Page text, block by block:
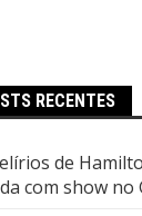
RECENTES
de
com show no